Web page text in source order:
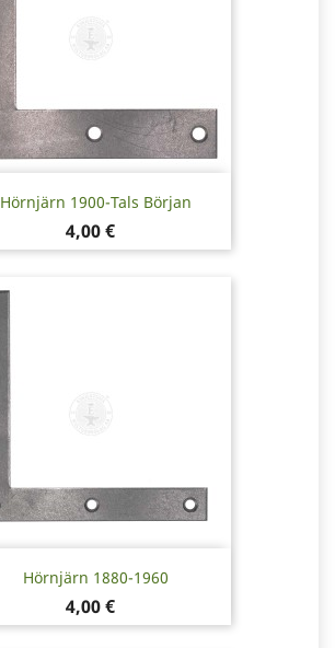
Hörnjärn 1900-Tals Början
Pris
4,00 €
Hörnjärn 1880-1960
Pris
4,00 €